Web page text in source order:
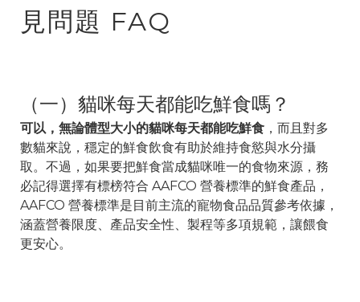
見問題 FAQ
（一）貓咪每天都能吃鮮食嗎？
可以，無論體型大小的貓咪每天都能吃鮮食 ，而且對多
數貓來說，穩定的鮮食飲食有助於維持食慾與水分攝
取。不過，如果要把鮮食當成貓咪唯一的食物來源，務
必記得選擇有標榜符合 AAFCO 營養標準的鮮食產品，
AAFCO 營養標準是目前主流的寵物食品品質參考依據，
涵蓋營養限度、產品安全性、製程等多項規範，讓餵食
更安心。